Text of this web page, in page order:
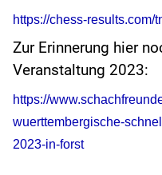
https://chess-results.com/
Zur Erinnerung hier
Veranstaltung 2023:
https://
wuerttembergische-
2023-in-forst